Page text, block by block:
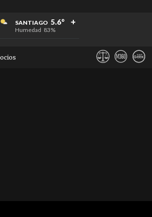
SANTIAGO 5.6°
Humedad 83%
+
+
+